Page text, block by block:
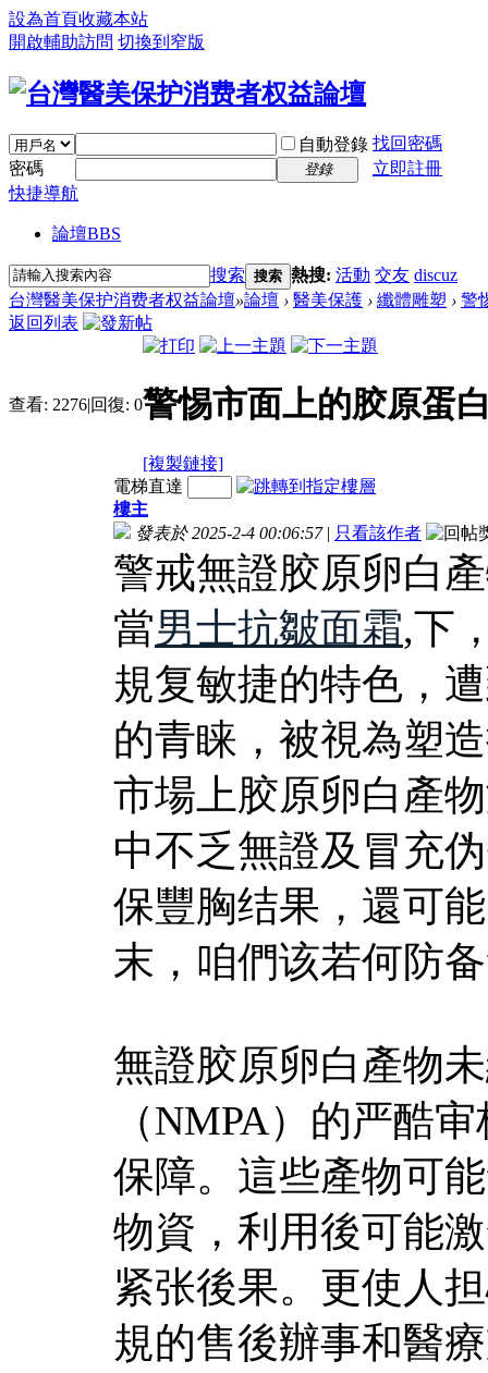
設為首頁收藏本站
開啟輔助訪問 切換到窄版
自動登錄 找回密碼
密碼
登錄
立即註冊
快捷導航
論壇BBS
搜索 搜索 熱搜: 活動 交友 discuz
台灣醫美保护消费者权益論壇»論壇 › 醫美保護 › 纖體雕塑 › 警
返回列表
查看: 2276|回復: 0警惕市面上的胶原蛋
[複製鏈接]
電梯直達
樓主
發表於 2025-2-4 00:06:57 | 只看該作者
警戒無證胶原卵白
當男士抗皺面霜,下
規复敏捷的特色，
的青睐，被視為塑
市場上胶原卵白產
中不乏無證及冒充
保豐胸结果，還可
末，咱們该若何防
無證胶原卵白產物
（NMPA）的严酷
保障。這些產物可
物資，利用後可能
紧张後果。更使人
規的售後辦事和醫